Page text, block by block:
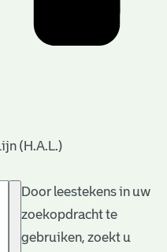
(H.A.L.)
Door leestekens in uw
zoekopdracht te
gebruiken, zoekt u